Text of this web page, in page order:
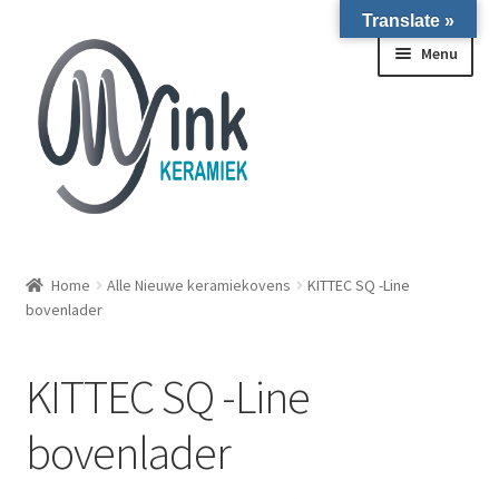
Ga door naar navigatie
Ga naar de inhoud
Menu
WIERINGERWERF
Over ons
Winkel
Home Alle Nieuwe keramiekovens
KITTEC SQ -Line
bovenlader
KITTEC SQ -Line
bovenlader
Translate »